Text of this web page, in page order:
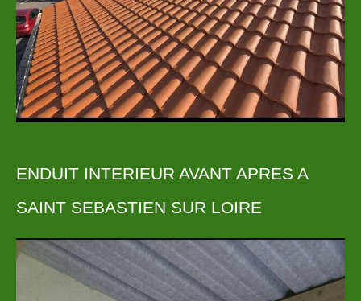
ENDUIT INTERIEUR AVANT APRES A
SAINT SEBASTIEN SUR LOIRE